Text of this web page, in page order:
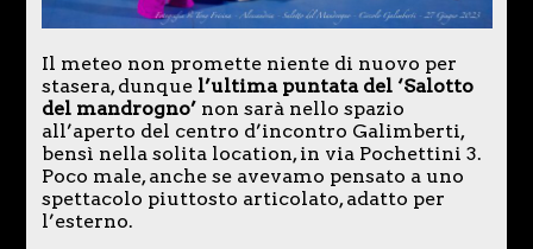
Il meteo non promette niente di nuovo per
stasera, dunque l’ultima puntata del ‘Salotto
del mandrogno’ non sarà nello spazio
all’aperto del centro d’incontro Galimberti,
bensì nella solita location, in via Pochettini 3.
Poco male, anche se avevamo pensato a uno
spettacolo piuttosto articolato, adatto per
l’esterno.